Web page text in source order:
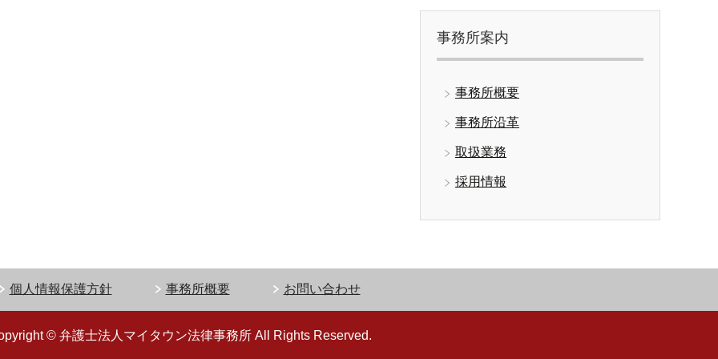
事務所案内
事務所概要
事務所沿革
取扱業務
採用情報
個人情報保護方針 事務所概要 お問い合わせ
© 弁護士法人マイタウン法律事務所 All Rights Reserved.